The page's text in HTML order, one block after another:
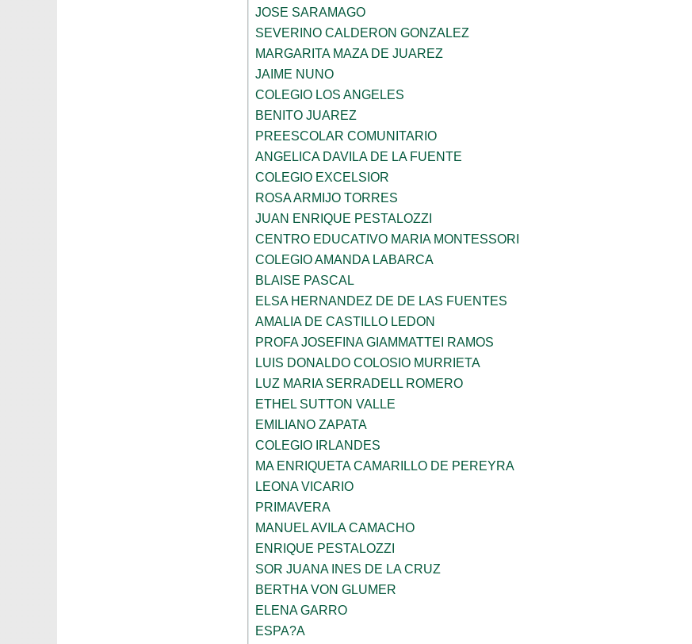
JOSE SARAMAGO
SEVERINO CALDERON GONZALEZ
MARGARITA MAZA DE JUAREZ
JAIME NUNO
COLEGIO LOS ANGELES
BENITO JUAREZ
PREESCOLAR COMUNITARIO
ANGELICA DAVILA DE LA FUENTE
COLEGIO EXCELSIOR
ROSA ARMIJO TORRES
JUAN ENRIQUE PESTALOZZI
CENTRO EDUCATIVO MARIA MONTESSORI
COLEGIO AMANDA LABARCA
BLAISE PASCAL
ELSA HERNANDEZ DE DE LAS FUENTES
AMALIA DE CASTILLO LEDON
PROFA JOSEFINA GIAMMATTEI RAMOS
LUIS DONALDO COLOSIO MURRIETA
LUZ MARIA SERRADELL ROMERO
ETHEL SUTTON VALLE
EMILIANO ZAPATA
COLEGIO IRLANDES
MA ENRIQUETA CAMARILLO DE PEREYRA
LEONA VICARIO
PRIMAVERA
MANUEL AVILA CAMACHO
ENRIQUE PESTALOZZI
SOR JUANA INES DE LA CRUZ
BERTHA VON GLUMER
ELENA GARRO
ESPA?A